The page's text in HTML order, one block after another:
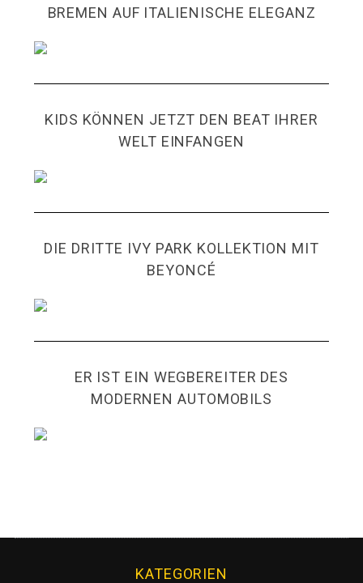
BREMEN AUF ITALIENISCHE ELEGANZ
KIDS KÖNNEN JETZT DEN BEAT IHRER
WELT EINFANGEN
DIE DRITTE IVY PARK KOLLEKTION MIT
BEYONCÉ
ER IST EIN WEGBEREITER DES
MODERNEN AUTOMOBILS
KATEGORIEN